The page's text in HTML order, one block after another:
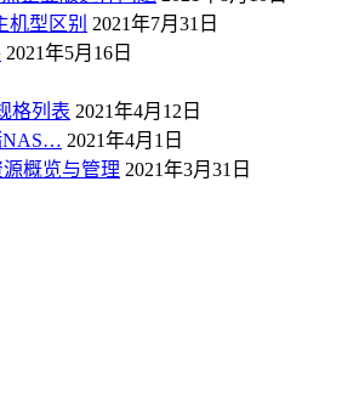
机型区别 2021年7月31日
2021年5月16日
格列表 2021年4月12日
NAS… 2021年4月1日
源概览与管理 2021年3月31日